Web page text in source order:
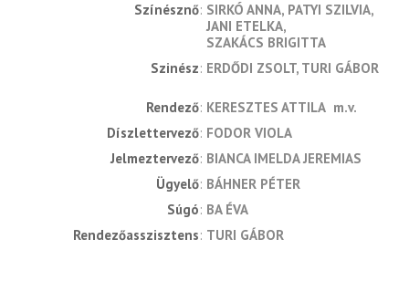
Színésznő SIRKÓ ANNA PATYI SZILVIA
JANI ETELKA
SZAKÁCS BRIGITTA
Szinész ERDŐDI ZSOLT TURI GÁBOR
rendező KERESZTES ATTILA m.v.
díszlettervező FODOR VIOLA
jelmeztervező BIANCA IMELDA JEREMIAS
ügyelő BÁHNER PÉTER
súgó BA ÉVA
rendezőasszisztens TURI GÁBOR